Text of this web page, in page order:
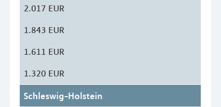
2.017 EUR
1.843 EUR
1.611 EUR
1.320 EUR
Schleswig-Holstein